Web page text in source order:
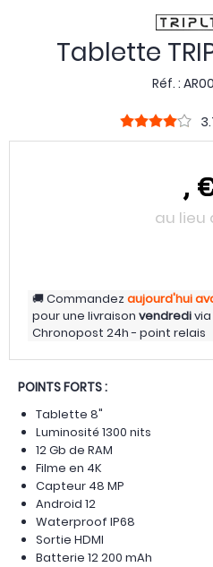
Tablette
Réf. :
,
au lieu
Commandezaujourd'hui
pour une livraison vendredivia
Chronopost 24h - point relais
POINTS FORTS :
Tablette 8"
Luminosité 1300 nits
12 Gb de RAM
Filme en 4K
Capteur 48 MP
Android 12
Waterproof IP68
Sortie HDMI
Batterie 12 200 mAh